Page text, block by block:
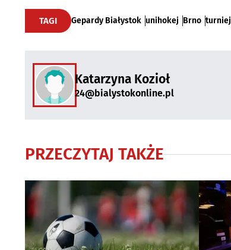
TAGI Gepardy Białystok unihokej Brno turniej
Katarzyna Kozioł
24@bialystokonline.pl
PRZECZYTAJ TAKŻE